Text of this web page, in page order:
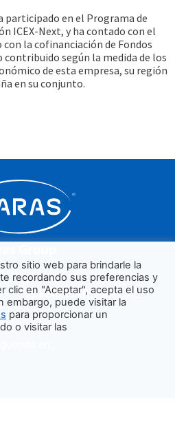
participado en el Programa de
ICEX-Next, y ha contado con el
con la cofinanciación de Fondos
contribuido según la medida de los
de esta empresa, su región
en su conjunto.
VARAS HARD METAL
sitio web para brindarle la
recordando sus preferencias y
clic en "Aceptar", acepta el uso
embargo, puede visitar la
para proporcionar un
o visitar las